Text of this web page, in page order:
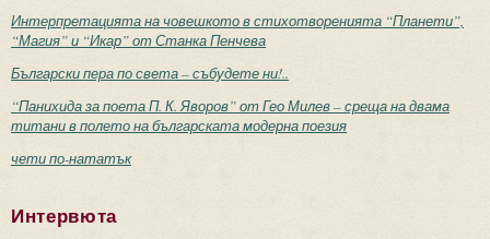
Интерпретацията на човешкото в стихотворенията “Планети”,
“Магия” и “Икар” от Станка Пенчева
Български пера по света – събудете ни!..
“Панихида за поета П. К. Яворов” от Гео Милев – среща на двама
титани в полето на българската модерна поезия
чети по-нататък
Интервюта